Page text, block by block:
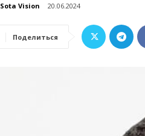
Sota Vision 20.06.2024
Поделиться